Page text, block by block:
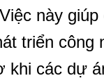
này giúp
triển công
khi các dự